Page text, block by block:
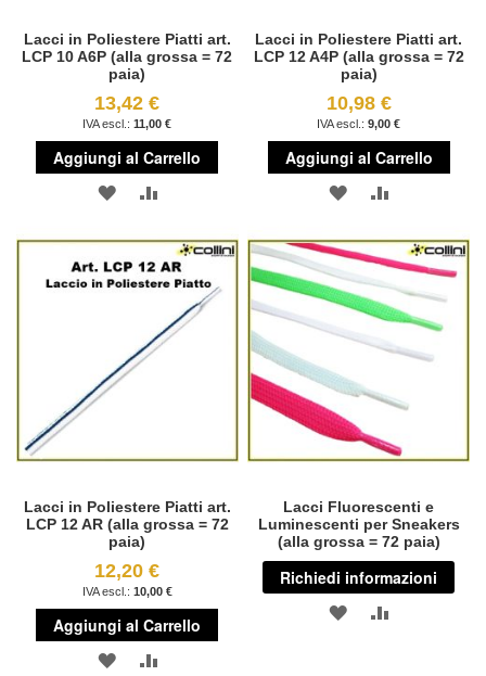
Lacci in Poliestere Piatti art.
LCP 10 A6P (alla grossa = 72
paia)
13,42 €
11,00 €
Aggiungi al Carrello
AGGIUNGI
LISTA
DESIDERI
AGGIUNGI
CONFRONTO
Lacci in Poliestere Piatti art.
LCP 12 A4P (alla grossa = 72
paia)
10,98 €
9,00 €
Aggiungi al Carrello
AGGIUNGI
LISTA
DESIDERI
Lacci in Poliestere Piatti art.
LCP 12 AR (alla grossa = 72
paia)
12,20 €
10,00 €
Aggiungi al Carrello
AGGIUNGIAGGIUNGI
Lacci Fluorescenti e
Luminescenti per Sneakers
(alla grossa = 72 paia)
Richiedi informazioni
AGGIUNGI